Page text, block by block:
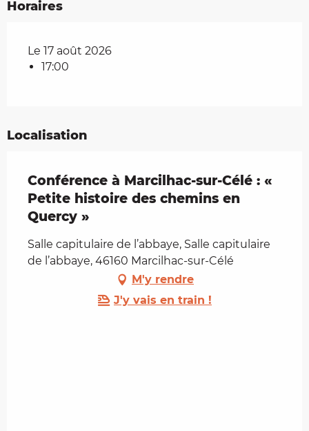
Horaires
Le 17 août 2026
17:00
Localisation
Conférence à Marcilhac-sur-Célé : «
Petite histoire des chemins en
Quercy »
Salle capitulaire de l’abbaye, Salle capitulaire
de l’abbaye, 46160 Marcilhac-sur-Célé
M'y rendre
J'y vais en train !